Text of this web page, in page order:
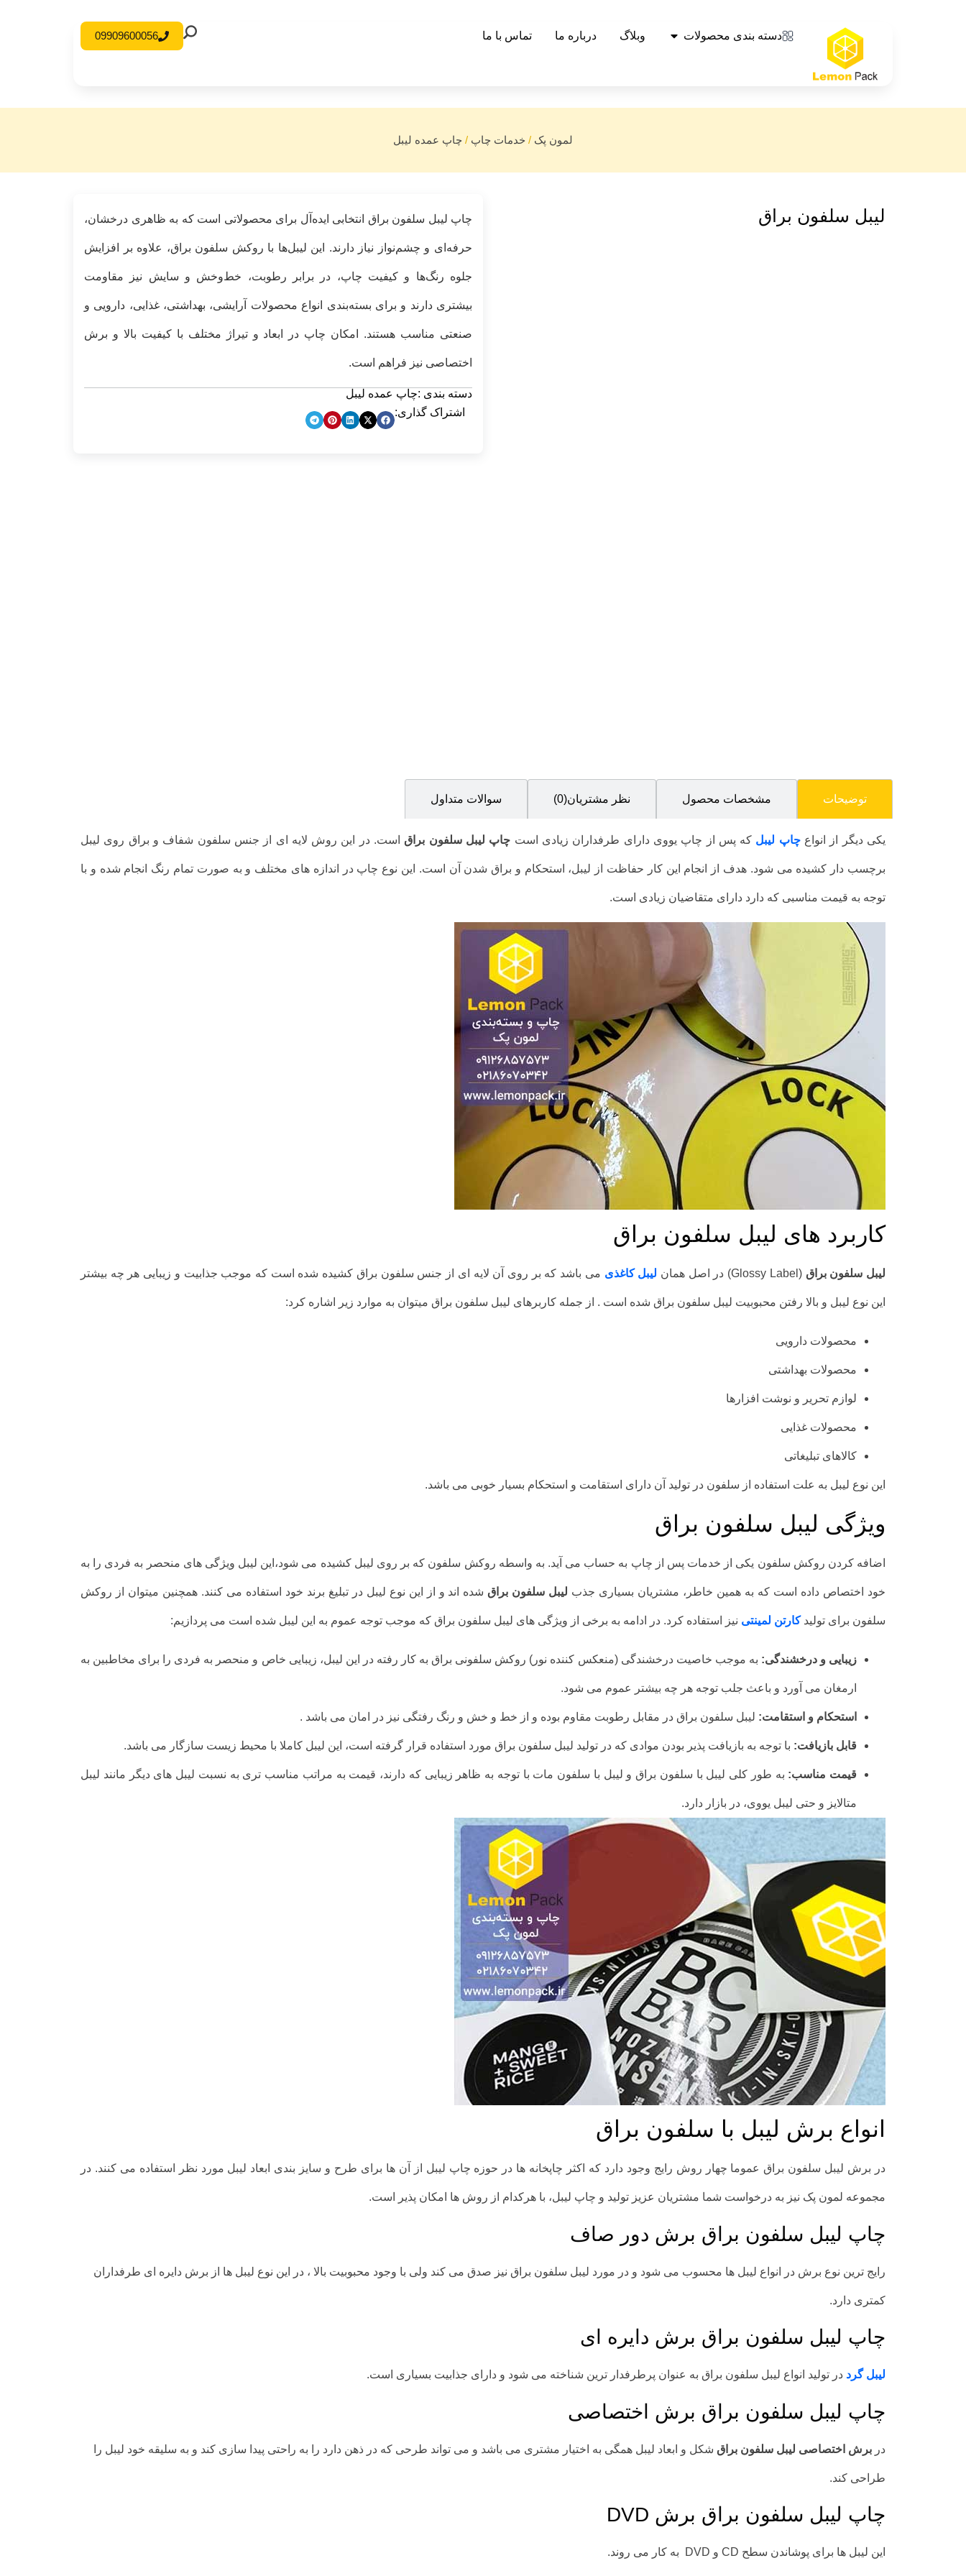
دسته بندی محصولات وبلاگ درباره ما تماس با ما 09909600056
لمون پک / خدمات چاپ / چاپ عمده لیبل
لیبل سلفون براق چاپ لیبل سلفون براق انتخابی ایده‌آل برای محصولاتی است که به ظاهری درخشان،
حرفه‌ای و چشم‌نواز نیاز دارند. این لیبل‌ها با روکش سلفون براق، علاوه بر افزایش
جلوه رنگ‌ها و کیفیت چاپ، در برابر رطوبت، خط‌وخش و سایش نیز مقاومت
بیشتری دارند و برای بسته‌بندی انواع محصولات آرایشی، بهداشتی، غذایی، دارویی و
صنعتی مناسب هستند. امکان چاپ در ابعاد و تیراژ مختلف با کیفیت بالا و برش
اختصاصی نیز فراهم است.
دسته بندی :چاپ عمده لیبل
اشتراک گذاری:
توضیحات مشخصات محصول نظر مشتریان(0) سوالات متداول
یکی دیگر از انواعچاپ لیبل که پس از چاپ یووی دارای طرفداران زیادی است چاپ لیبل سلفون براق است. در این روش لایه ای از جنس سلفون شفاف و براق روی لیبل
برچسب دار کشیده می شود. هدف از انجام این کار حفاظت از لیبل، استحکام و براق شدن آن است. این نوع چاپ در اندازه های مختلف و به صورت تمام رنگ انجام شده و با
توجه به قیمت مناسبی که دارد دارای متقاضیان زیادی است.
کاربرد های لیبل سلفون براق
لیبل سلفون براق (Glossy Label) در اصل همان لیبل کاغذی می باشد که بر روی آن لایه ای از جنس سلفون براق کشیده شده است که موجب جذابیت و زیبایی هر چه بیشتر
این نوع لیبل و بالا رفتن محبوبیت لیبل سلفون براق شده است . از جمله کاربرهای لیبل سلفون براق میتوان به موارد زیر اشاره کرد:
محصولات دارویی
محصولات بهداشتی
لوازم تحریر و نوشت افزارها
محصولات غذایی
کالاهای تبلیغاتی
این نوع لیبل به علت استفاده از سلفون در تولید آن دارای استقامت و استحکام بسیار خوبی می باشد.
ویژگی لیبل سلفون براق
اضافه کردن روکش سلفون یکی از خدمات پس از چاپ به حساب می آید. به واسطه روکش سلفون که بر روی لیبل کشیده می شود،این لیبل ویژگی های منحصر به فردی را به
خود اختصاص داده است که به همین خاطر، مشتریان بسیاری جذب لیبل سلفون براق شده اند و از این نوع لیبل در تبلیغ برند خود استفاده می کنند. همچنین میتوان از روکش
سلفون برای تولیدکارتن لمینتی نیز استفاده کرد. در ادامه به برخی از ویژگی های لیبل سلفون براق که موجب توجه عموم به این لیبل شده است می پردازیم:
زیبایی و درخشندگی: به موجب خاصیت درخشندگی (منعکس کننده نور) روکش سلفونی براق به کار رفته در این لیبل، زیبایی خاص و منحصر به فردی را برای مخاطبین به
ارمغان می آورد و باعث جلب توجه هر چه بیشتر عموم می شود.
استحکام و استقامت: لیبل سلفون براق در مقابل رطوبت مقاوم بوده و از خط و خش و رنگ رفتگی نیز در امان می باشد .
قابل بازیافت: با توجه به بازیافت پذیر بودن موادی که در تولید لیبل سلفون براق مورد استفاده قرار گرفته است، این لیبل کاملا با محیط زیست سازگار می باشد.
قیمت مناسب: به طور کلی لیبل با سلفون براق و لیبل با سلفون مات با توجه به ظاهر زیبایی که دارند، قیمت به مراتب مناسب تری به نسبت لیبل های دیگر مانند لیبل
متالایز و حتی لیبل یووی، در بازار دارد.
انواع برش لیبل با سلفون براق
در برش لیبل سلفون براق عموما چهار روش رایج وجود دارد که اکثر چاپخانه ها در حوزه چاپ لیبل از آن ها برای طرح و سایز بندی ابعاد لیبل مورد نظر استفاده می کنند. در
مجموعه لمون پک نیز به درخواست شما مشتریان عزیز تولید و چاپ لیبل، با هرکدام از روش ها امکان پذیر است.
چاپ لیبل سلفون براق برش دور صاف
رایج ترین نوع برش در انواع لیبل ها محسوب می شود و در مورد لیبل سلفون براق نیز صدق می کند ولی با وجود محبوبیت بالا ، در این نوع لیبل ها از برش دایره ای طرفداران
کمتری دارد.
چاپ لیبل سلفون براق برش دایره ای
لیبل گرد در تولید انواع لیبل سلفون براق به عنوان پرطرفدار ترین شناخته می شود و دارای جذابیت بسیاری است.
چاپ لیبل سلفون براق برش اختصاصی
در برش اختصاصی لیبل سلفون براق شکل و ابعاد لیبل همگی به اختیار مشتری می باشد و می تواند طرحی که در ذهن دارد را به راحتی پیدا سازی کند و به سلیقه خود لیبل را
طراحی کند.
چاپ لیبل سلفون براق برش DVD
این لیبل ها برای پوشاندن سطح CD و DVD به کار می روند.